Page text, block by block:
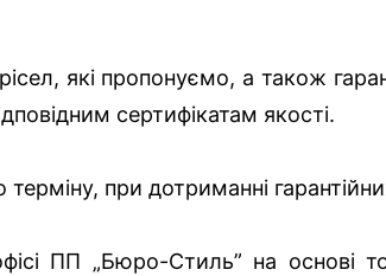
які пропонуємо, а також
сертифікатам якості.
терміну, при дотриманні
ПП „Бюро-Стиль” на основі